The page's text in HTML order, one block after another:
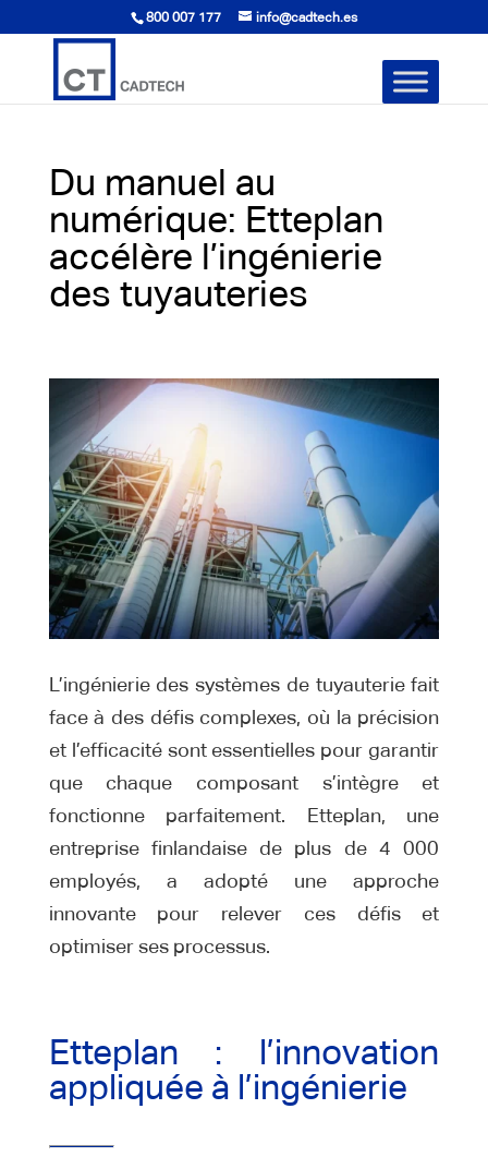
800 007 177 info@cadtech.es
Du manuel au
numérique: Etteplan
accélère l’ingénierie
des tuyauteries
L’ingénierie des systèmes de tuyauterie fait
face à des défis complexes, où la précision
et l’efficacité sont essentielles pour garantir
que chaque composant s’intègre et
fonctionne parfaitement. Etteplan, une
entreprise finlandaise de plus de 4 000
employés, a adopté une approche
innovante pour relever ces défis et
optimiser ses processus.
Etteplan : l’innovation
appliquée à l’ingénierie